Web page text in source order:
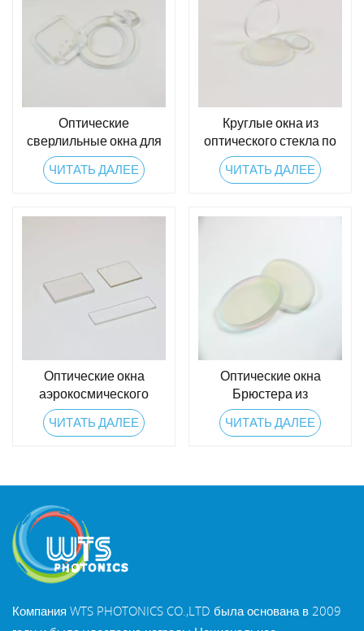
Оптические
сверлильные окна для
медицинской
визуализации
ЧИТАТЬ ДАЛЕЕ
Круглые окна из
оптического стекла по
индивидуальному
заказу
ЧИТАТЬ ДАЛЕЕ
Оптические окна
аэрокосмического
класса для суровых
условий
ЧИТАТЬ ДАЛЕЕ
Оптические окна
Брюстера из
плавленого кварца
ЧИТАТЬ ДАЛЕЕ
Компания WTS PHOTONICS CO.,LTD была основана в 2009